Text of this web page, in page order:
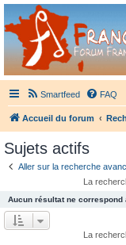
France
Didgeridoo et Guimbarde sur
Smartfeed FAQ
Accueil du forum
Sujets actifs
Aller sur la recherche
La
Aucun résultat ne correspond
La